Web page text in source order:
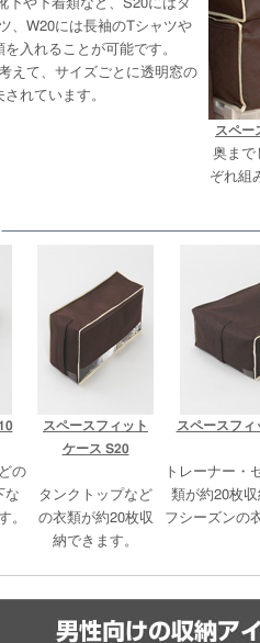
下や下着類など、S20にはタ
、W20には長袖のTシャツや
入れることが可能です。
えて、サイズごとに透明窓の
れています。
スペー
奥まで
ぞれ組
の
な
。
スペースフィット
ケース S20
タンクトップなど
の衣類が約20枚収
納できます。
スペースフ
トレーナー・
類が約20枚
フシーズンの